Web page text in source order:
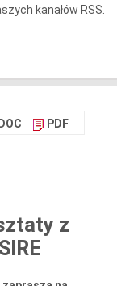
kanałów RSS.
DOC PDF
z